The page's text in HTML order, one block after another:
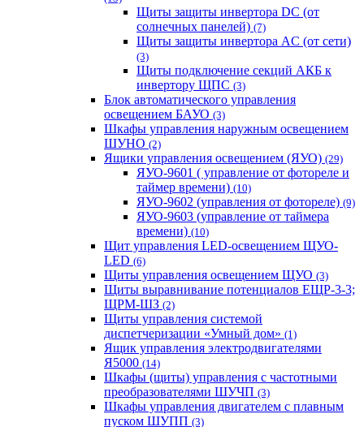
Щиты защиты инвертора DC (от
солнечных панелей) (7)
Щиты защиты инвертора AC (от сети)
(3)
Щиты подключение секций АКБ к
инвертору ЩПС (3)
Блок автоматического управления
освещением БАУО (3)
Шкафы управления наружным освещением
ШУНО (2)
Ящики управления освещением (ЯУО) (29)
ЯУО-9601 ( управление от фотореле и
таймер времени) (10)
ЯУО-9602 (управления от фотореле) (9)
ЯУО-9603 (управление от таймера
времени) (10)
Щит управления LED-освещением ЩУО-
LED (6)
Щиты управления освещением ЩУО (3)
Щиты выравнивание потенциалов ЕЩР-3-3;
ЩРМ-ШЗ (2)
Щиты управления системой
диспетчеризации «Умный дом» (1)
Ящик управления электродвигателями
Я5000 (14)
Шкафы (щиты) управления с частотными
преобразователями ШУЧП (3)
Шкафы управления двигателем с плавным
пуском ШУПП (3)